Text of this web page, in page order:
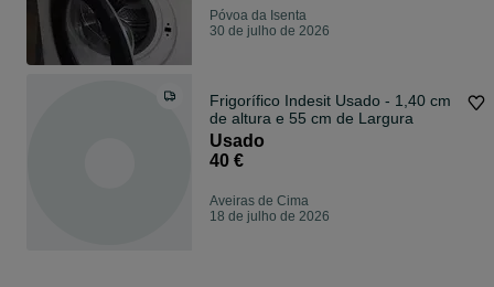
Póvoa da Isenta
30 de julho de 2026
Frigorífico Indesit Usado - 1,40 cm
de altura e 55 cm de Largura
Usado
40 €
Aveiras de Cima
18 de julho de 2026